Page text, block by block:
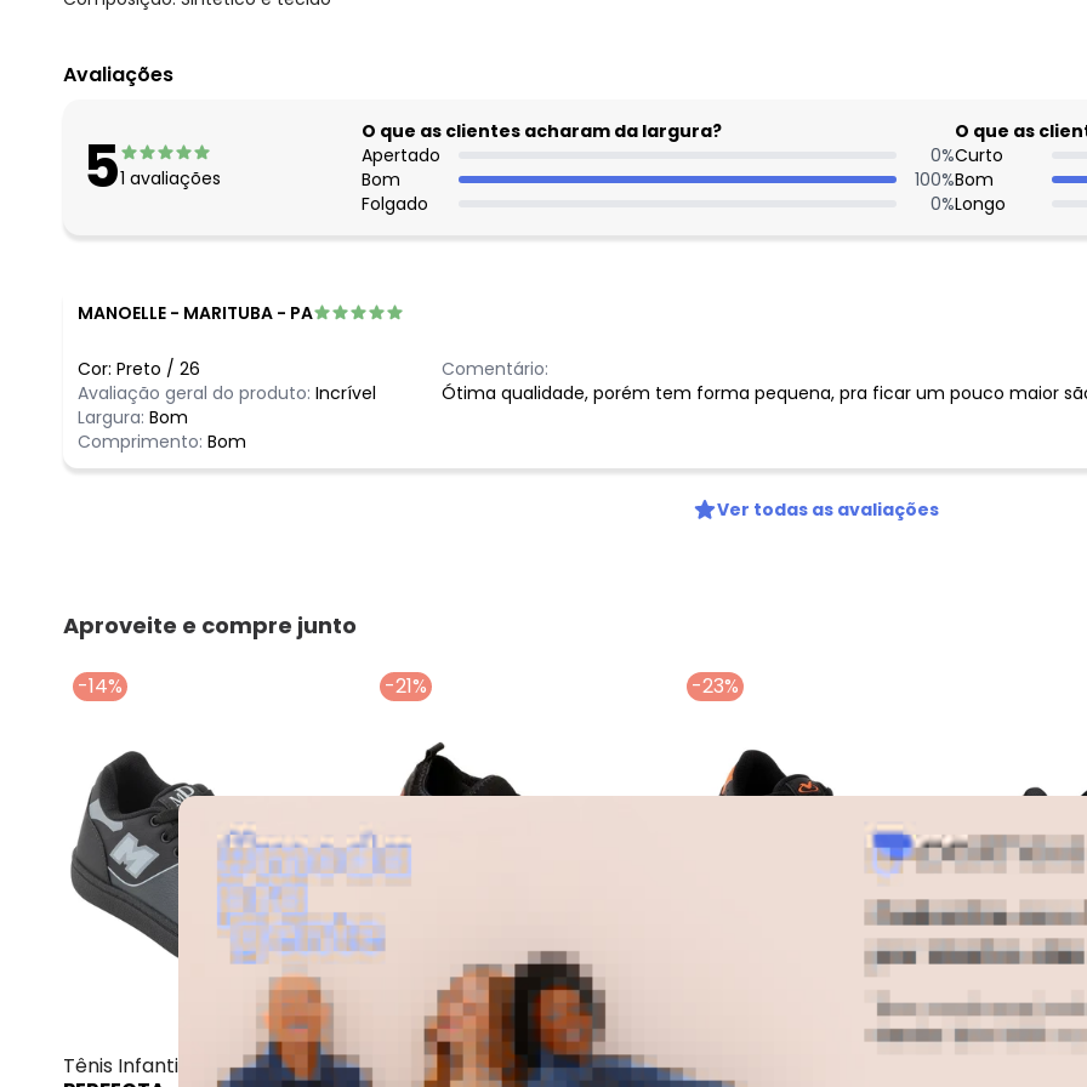
Avaliações
51 avaliações
O que as clientes acharam da largura?
Apertado
0%
Bom
100%
Folgado
0%
O que as
Curto
Bom
Longo
MANOELLE - MARITUBA - PA
Cor: Preto / 26
Avaliação geral do produto: Incrível
Largura: Bom
Comprimento: Bom
Comentário:
Ótima qualidade, porém tem forma pequena, pra ficar um pouco maior
Ver todas as avaliações
Aproveite e compre junto
-14%
Perfecta - Tênis Infantil Preto em Sintético
Tênis Infantil Preto em
-21%
Chuteira Molekinho (Preto) em Sisntético
Chuteira Molekinho (Preto)
-23%
Perfecta - Tênis
Tênis Infantil Preto em